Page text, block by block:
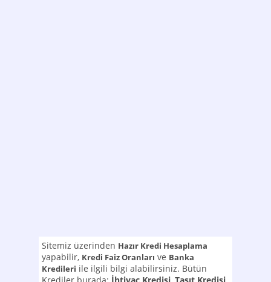
Sitemiz üzerinden Hazır Kredi Hesaplama
yapabilir, Kredi Faiz Oranları ve Banka
Kredileri ile ilgili bilgi alabilirsiniz. Bütün